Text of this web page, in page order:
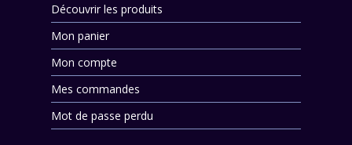
Découvrir les produits
Mon panier
Mon compte
Mes commandes
Mot de passe perdu